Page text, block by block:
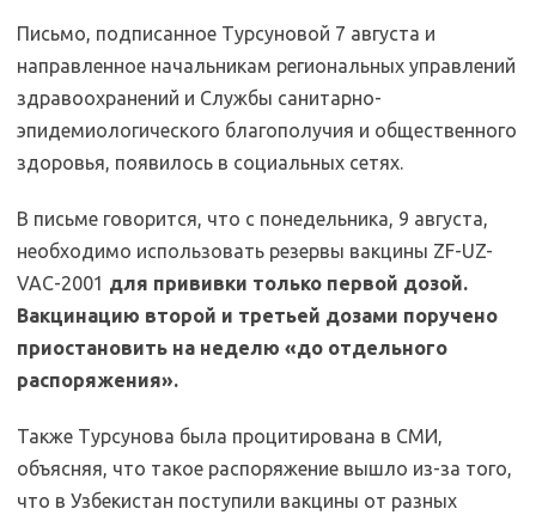
Письмо, подписанное Турсуновой 7 августа и
направленное начальникам региональных управлений
здравоохранений и Службы санитарно-
эпидемиологического благополучия и общественного
здоровья, появилось в социальных сетях.
В письме говорится, что с понедельника, 9 августа,
необходимо использовать резервы вакцины ZF-UZ-
VAC-2001 для прививки только первой дозой.
Вакцинацию второй и третьей дозами поручено
приостановить на неделю «до отдельного
распоряжения».
Также Турсунова была процитирована в СМИ,
объясняя, что такое распоряжение вышло из-за того,
что в Узбекистан поступили вакцины от разных